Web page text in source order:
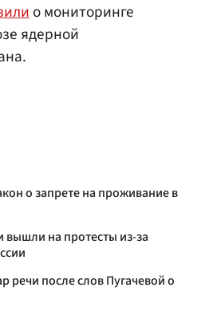
о мониторинге
ядерной
о запрете на проживание в
на протесты из-за
речи после слов Пугачевой о